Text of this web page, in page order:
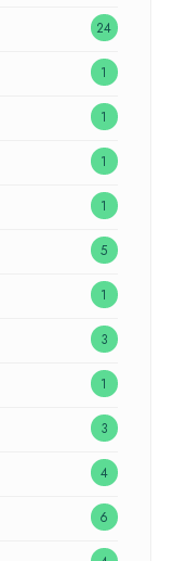
24
1
1
1
1
5
1
3
1
3
4
6